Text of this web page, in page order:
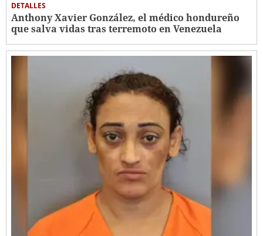
DETALLES
Anthony Xavier González, el médico hondureño
que salva vidas tras terremoto en Venezuela